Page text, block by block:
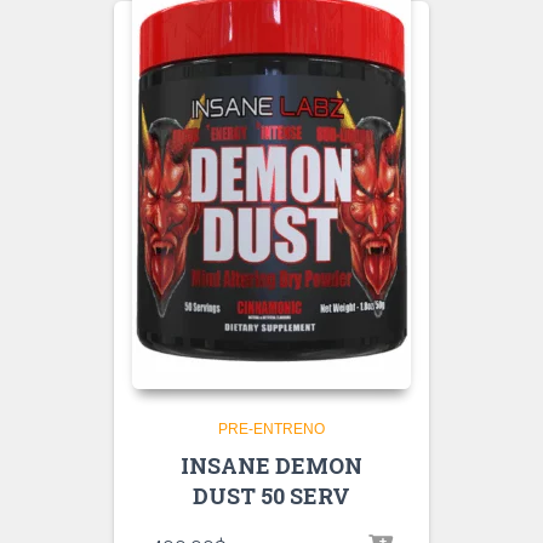
PRE-ENTRENO
INSANE DEMON
DUST 50 SERV